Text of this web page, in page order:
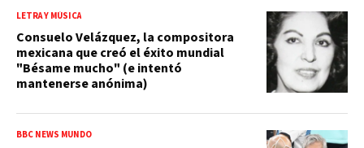
LETRA Y MÚSICA
Consuelo Velázquez, la compositora
mexicana que creó el éxito mundial
"Bésame mucho" (e intentó
mantenerse anónima)
BBC NEWS MUNDO